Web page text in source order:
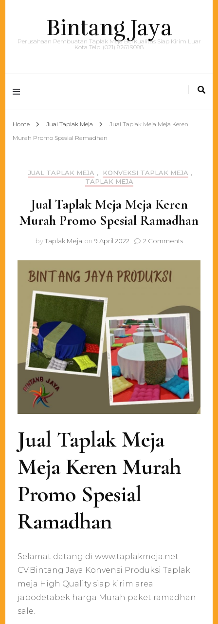
Bintang Jaya
Perusahaan Pembuatan Taplak Meja Berkualitas Siap Kirim Luar
Kota Telp. (021) 8261.9088
Home Jual Taplak Meja
Jual Taplak Meja Meja Keren
Murah Promo Spesial Ramadhan
JUAL TAPLAK MEJA , KONVEKSI TAPLAK MEJA ,
TAPLAK MEJA
Jual Taplak Meja Meja Keren
Murah Promo Spesial Ramadhan
byTaplak Meja on 9 April 2022 2 Commentson
Taplak
Promo
Spesial
Ramadhan
Jual Taplak Meja
Meja Keren Murah
Promo Spesial
Ramadhan
Selamat datang di www.taplakmeja.net
CV.Bintang Jaya Konvensi Produksi Taplak
meja High Quality siap kirim area
jabodetabek harga Murah paket ramadhan
sale.